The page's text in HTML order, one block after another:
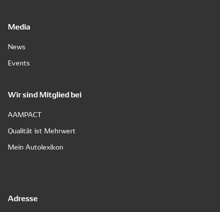
Media
News
Events
Wir sind Mitglied bei
AAMPACT
Qualität ist Mehrwert
Mein Autolexikon
Adresse